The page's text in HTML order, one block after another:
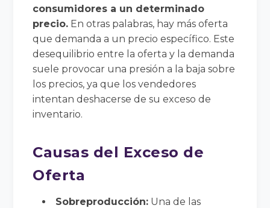
consumidores a un determinado
precio. En otras palabras, hay más oferta
que demanda a un precio específico. Este
desequilibrio entre la oferta y la demanda
suele provocar una presión a la baja sobre
los precios, ya que los vendedores
intentan deshacerse de su exceso de
inventario.
Causas del Exceso de
Oferta
Sobreproducción: Una de las